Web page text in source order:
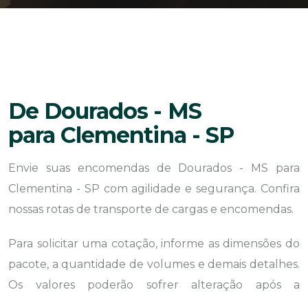
De Dourados - MS
para Clementina - SP
Envie suas encomendas de Dourados - MS para
Clementina - SP com agilidade e segurança. Confira
nossas rotas de transporte de cargas e encomendas.
Para solicitar uma cotação, informe as dimensões do
pacote, a quantidade de volumes e demais detalhes.
Os valores poderão sofrer alteração após a